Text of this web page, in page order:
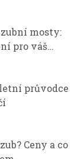
mosty:
pro váš
průvodce
Ceny a co